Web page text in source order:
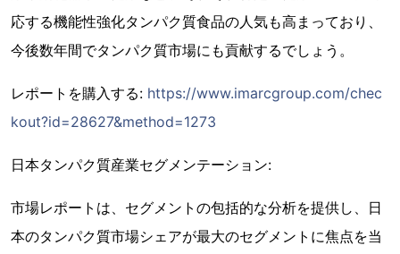
応する機能性強化タンパク質食品の人気も高まっており、
今後数年間でタンパク質市場にも貢献するでしょう。
レポートを購入する: https://www.imarcgroup.com/chec
kout?id=28627&method=1273
日本タンパク質産業セグメンテーション:
市場レポートは、セグメントの包括的な分析を提供し、日
本のタンパク質市場シェアが最大のセグメントに焦点を当